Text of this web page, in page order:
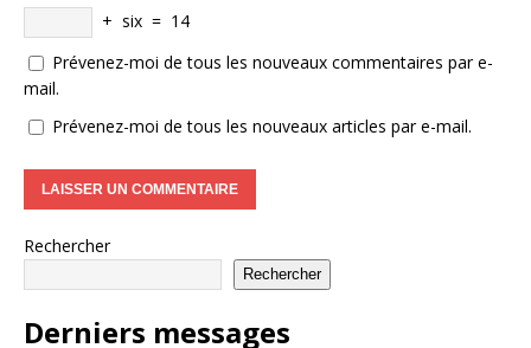
+ six = 14
Prévenez-moi de tous les nouveaux commentaires par e-
mail.
Prévenez-moi de tous les nouveaux articles par e-mail.
Rechercher
Rechercher
Derniers messages